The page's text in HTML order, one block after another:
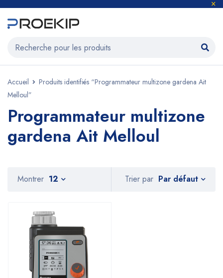
Accueil
Produits identifiés “Programmateur multizone gardena Ait
Melloul”
Programmateur multizone
gardena Ait Melloul
Trier par Par défaut
Montrer 12